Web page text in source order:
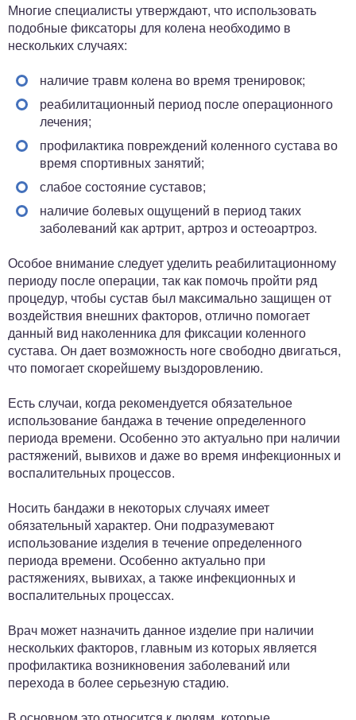
Многие специалисты утверждают, что использовать
подобные фиксаторы для колена необходимо в
нескольких случаях:
наличие травм колена во время тренировок;
реабилитационный период после операционного
лечения;
профилактика повреждений коленного сустава во
время спортивных занятий;
слабое состояние суставов;
наличие болевых ощущений в период таких
заболеваний как артрит, артроз и остеоартроз.
Особое внимание следует уделить реабилитационному
периоду после операции, так как помочь пройти ряд
процедур, чтобы сустав был максимально защищен от
воздействия внешних факторов, отлично помогает
данный вид наколенника для фиксации коленного
сустава. Он дает возможность ноге свободно двигаться,
что помогает скорейшему выздоровлению.
Есть случаи, когда рекомендуется обязательное
использование бандажа в течение определенного
периода времени. Особенно это актуально при наличии
растяжений, вывихов и даже во время инфекционных и
воспалительных процессов.
Носить бандажи в некоторых случаях имеет
обязательный характер. Они подразумевают
использование изделия в течение определенного
периода времени. Особенно актуально при
растяжениях, вывихах, а также инфекционных и
воспалительных процессах.
Врач может назначить данное изделие при наличии
нескольких факторов, главным из которых является
профилактика возникновения заболеваний или
перехода в более серьезную стадию.